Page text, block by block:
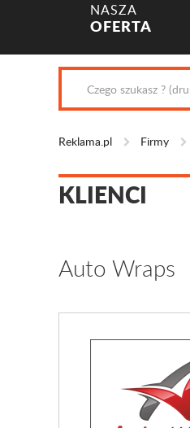
NASZA
OFERTA
Reklama.pl Firmy
KLIENCI
Auto Wraps